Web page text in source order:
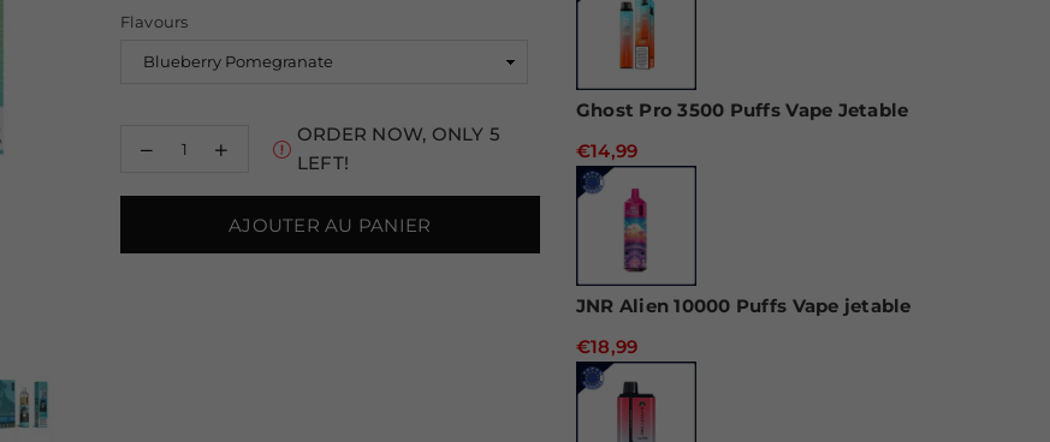
Flavours
Decrease
7000
Increase
quantity
Tornado
7000
ORDER NOW, ONLY5
LEFT!
AJOUTER AU PANIER
Ghost Pro 3500 Puffs Vape Jetable
€14,99
JNR Alien 10000 Puffs Vape jetable
€18,99